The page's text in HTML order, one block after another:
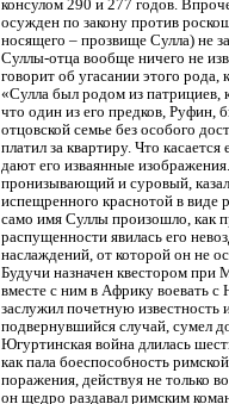
консулом 290 и 277 годов.
осужден по закону против
носящего – прозвище Сулла) не
Суллы-отца вообще ничего не
говорит об угасании этого
«Сулла был родом из патрициев,
что один из его предков, Руфин,
отцовской семье без особого
платил за квартиру. Что
дают его изваянные
пронизывающий и суровый,
испещренного краснотой в виде
само имя Суллы произошло, как
распущенности явилась его
наслаждений, от которой он не
Будучи назначен квестором при
вместе с ним в Африку воевать
заслужил почетную известность
подвернувшийся случай, сумел
Югуртинская война длилась
как пала боеспособность
поражения, действуя не только
он щедро раздавал римским